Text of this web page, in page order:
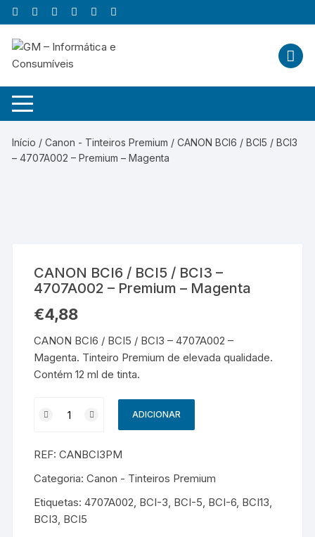
Skip
to
content
Início /Canon - Tinteiros Premium / CANON BCI6 / BCI5 / BCI3
– 4707A002 – Premium – Magenta
CANON BCI6 / BCI5 / BCI3 –
4707A002 – Premium – Magenta
€4,88
CANON BCI6 / BCI5 / BCI3 – 4707A002 –
Magenta. Tinteiro Premium de elevada qualidade.
Contém 12 ml de tinta.
de
BCI6
/
/
BCI3
ADICIONAR
REF:CANBCI3PM
Categoria:Canon - Tinteiros Premium
Etiquetas:4707A002, BCI-3, BCI-5, BCI-6, BCI13,
BCI3, BCI5